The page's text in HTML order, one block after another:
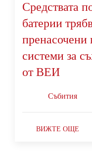
Средствата
батерии
пренасочени
системи за
от ВЕИ
Събития
ВИЖТЕ ОЩЕ